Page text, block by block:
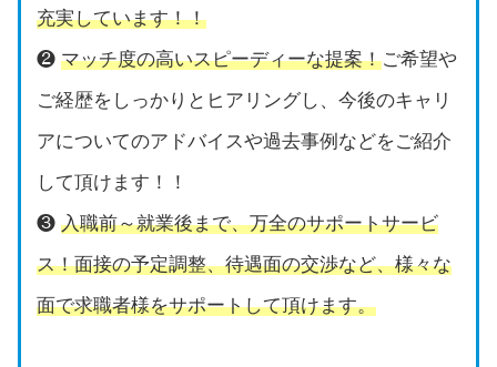
充実しています！！
❷ マッチ度の高いスピーディーな提案！ご希望や
ご経歴をしっかりとヒアリングし、今後のキャリ
アについてのアドバイスや過去事例などをご紹介
して頂けます！！
❸ 入職前～就業後まで、万全のサポートサービ
ス！面接の予定調整、待遇面の交渉など、様々な
面で求職者様をサポートして頂けます。